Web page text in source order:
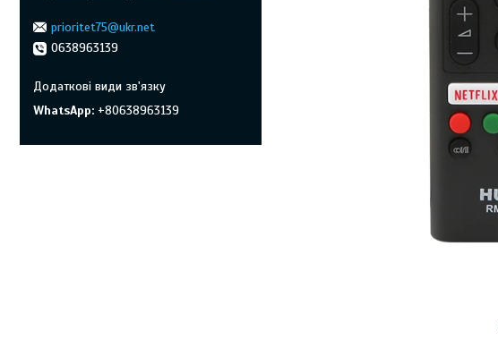
prioritet75@ukr.net
0638963139
WhatsApp +80638963139